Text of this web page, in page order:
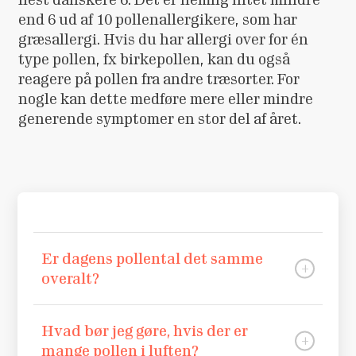
end 6 ud af 10 pollenallergikere, som har
græsallergi. Hvis du har allergi over for én
type pollen, fx birkepollen, kan du også
reagere på pollen fra andre træsorter. For
nogle kan dette medføre mere eller mindre
generende symptomer en stor del af året.
Er dagens pollental det samme
overalt?
Nej. Pollentallet afhænger af vejr, vind
og hvilke træer og typer af græs, der er
Hvad bør jeg gøre, hvis der er
mange pollen i luften?